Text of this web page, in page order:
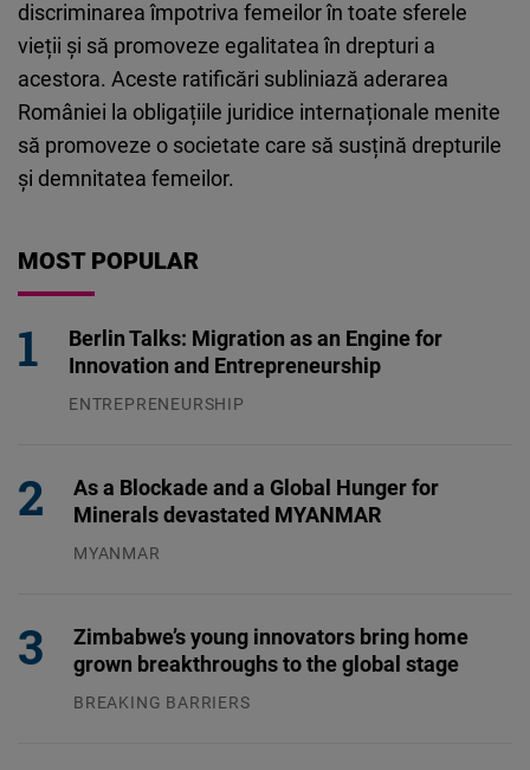
discriminarea împotriva femeilor în toate sferele
vieții și să promoveze egalitatea în drepturi a
acestora. Aceste ratificări subliniază aderarea
României la obligațiile juridice internaționale menite
să promoveze o societate care să susțină drepturile
și demnitatea femeilor.
MOST POPULAR
Berlin Talks: Migration as an Engine for
Innovation and Entrepreneurship
ENTREPRENEURSHIP
As a Blockade and a Global Hunger for
Minerals devastated MYANMAR
MYANMAR
Zimbabwe’s young innovators bring home
grown breakthroughs to the global stage
BREAKING BARRIERS